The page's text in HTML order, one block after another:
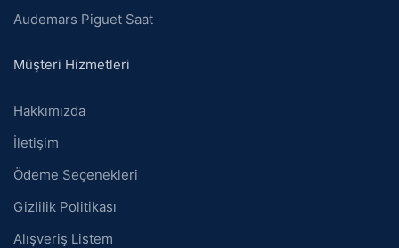
Audemars Piguet Saat
Müşteri Hizmetleri
Hakkımızda
İletişim
Ödeme Seçenekleri
Gizlilik Politikası
Alışveriş Listem